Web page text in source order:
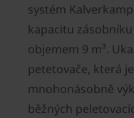
systém
kapacitu
objemem 9 m³.
petetovače, která
mnohonásobně
běžných